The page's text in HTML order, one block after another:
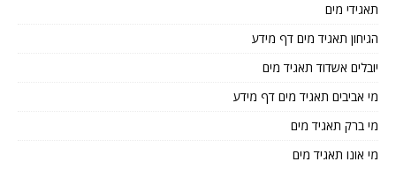
תאגידי מים
הגיחון תאגיד מים דף מידע
יובלים אשדוד תאגיד מים
מי אביבים תאגיד מים דף מידע
מי ברק תאגיד מים
מי אונו תאגיד מים